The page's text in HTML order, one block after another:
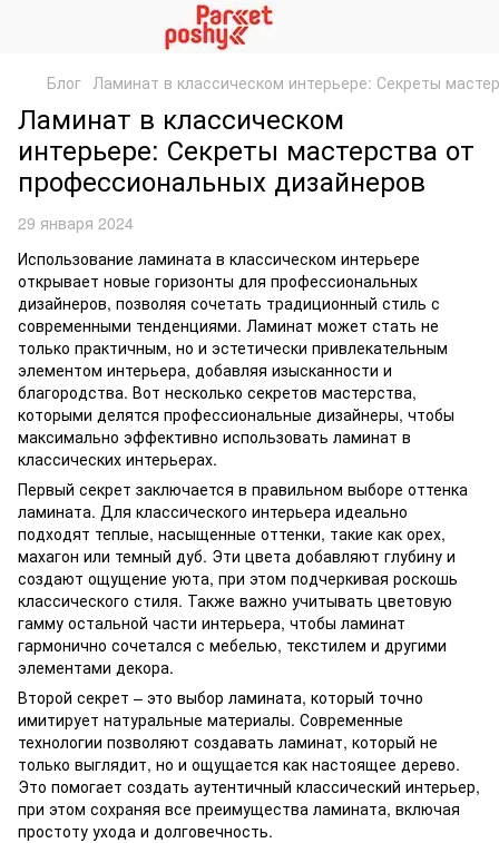
Блог Ламинат в классическом интерьере: Секреты
Ламинат в классическом
интерьере: Секреты мастерства от
профессиональных дизайнеров
29 января 2024
Использование ламината в классическом интерьере
открывает новые горизонты для профессиональных
дизайнеров, позволяя сочетать традиционный стиль с
современными тенденциями. Ламинат может стать не
только практичным, но и эстетически привлекательным
элементом интерьера, добавляя изысканности и
благородства. Вот несколько секретов мастерства,
которыми делятся профессиональные дизайнеры, чтобы
максимально эффективно использовать ламинат в
классических интерьерах.
Первый секрет заключается в правильном выборе оттенка
ламината. Для классического интерьера идеально
подходят теплые, насыщенные оттенки, такие как орех,
махагон или темный дуб. Эти цвета добавляют глубину и
создают ощущение уюта, при этом подчеркивая роскошь
классического стиля. Также важно учитывать цветовую
гамму остальной части интерьера, чтобы ламинат
гармонично сочетался с мебелью, текстилем и другими
элементами декора.
Второй секрет – это выбор ламината, который точно
имитирует натуральные материалы. Современные
технологии позволяют создавать ламинат, который не
только выглядит, но и ощущается как настоящее дерево.
Это помогает создать аутентичный классический интерьер,
при этом сохраняя все преимущества ламината, включая
простоту ухода и долговечность.